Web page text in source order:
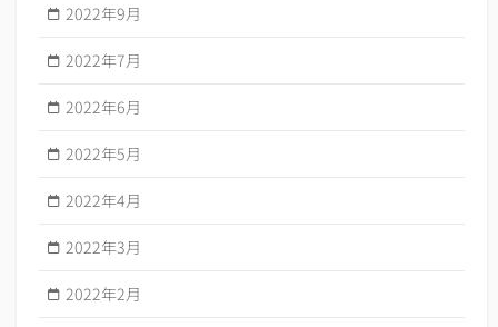
2022年9月
2022年7月
2022年6月
2022年5月
2022年4月
2022年3月
2022年2月